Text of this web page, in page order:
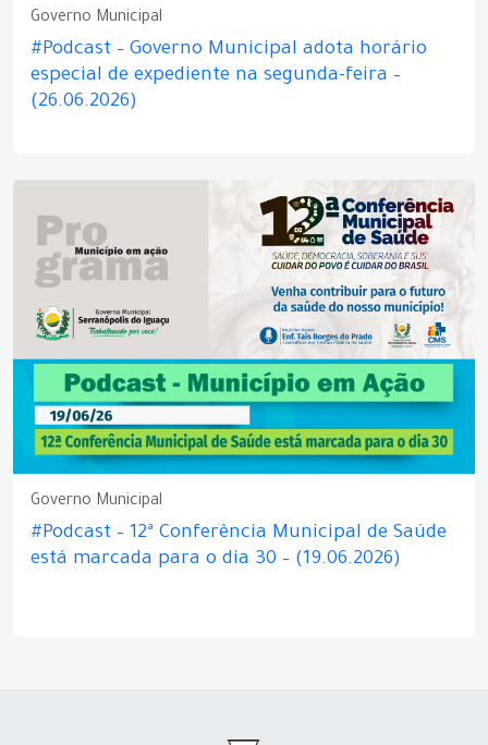
Governo Municipal
#Podcast – Governo Municipal adota horário
especial de expediente na segunda-feira –
(26.06.2026)
Governo Municipal
#Podcast – 12ª Conferência Municipal de Saúde
está marcada para o dia 30 – (19.06.2026)